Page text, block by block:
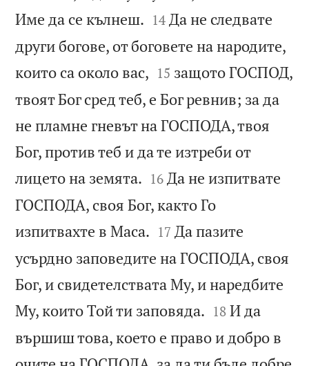
Име да се кълнеш. 

14 Да не следвате
други богове, от боговете на народите,
които са около вас, 

15 защото ГОСПОД,
твоят Бог сред теб, е Бог ревнив; за да
не пламне гневът на ГОСПОДА, твоя
Бог, против теб и да те изтреби от
лицето на земята. 

16 Да не изпитвате
ГОСПОДА, своя Бог, както Го
изпитвахте в Маса. 

17 Да пазите
усърдно заповедите на ГОСПОДА, своя
Бог, и свидетелствата Му, и наредбите
Му, които Той ти заповяда. 

18 И да
вършиш това, което е право и добро в